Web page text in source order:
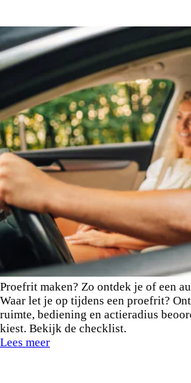
Proefrit maken? Zo ontdek je of een
Waar let je op tijdens een proefrit?
ruimte, bediening en actieradius
kiest. Bekijk de checklist.
Lees meer